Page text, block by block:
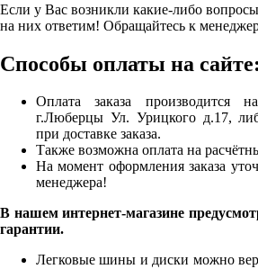
Если у Вас возникли какие-либо
на них ответим! Обращайтесь к
Способы оплаты на сайте:
Оплата заказа производится
г.Люберцы Ул. Урицкого д.17,
при доставке заказа.
Также возможна оплата на
На момент оформления заказа
менеджера!
В нашем интернет-магазине
гарантии.
Легковые шины и диски можно